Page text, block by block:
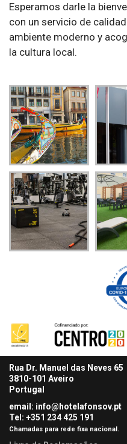
Esperamos darle la
con un servicio de
ambiente moderno y
la cultura local.
Rua Dr. Manuel das Neves 65
3810-101 Aveiro
Portugal
email: info@hotelafonsov.pt
Tel: +351 234 425 191
Chamadas para rede fixa nacional.